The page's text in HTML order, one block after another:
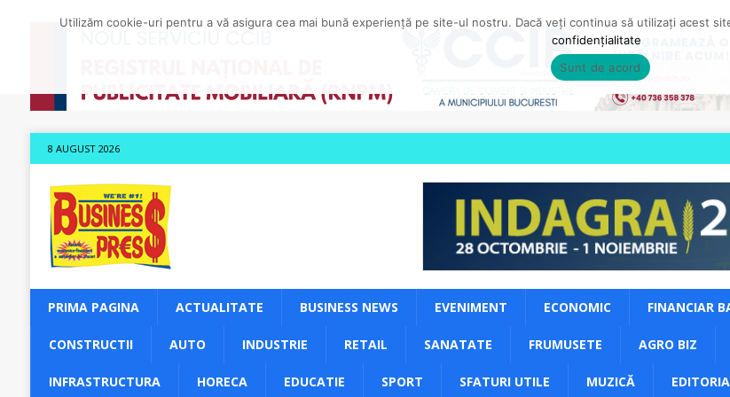
8 AUGUST 2026
PRIMA PAGINA ACTUALITATE BUSINESS NEWS EVENIMENT ECONOMIC FINANCIAR
CONSTRUCTII AUTO INDUSTRIE RETAIL SANATATE FRUMUSETE AGRO BIZ
INFRASTRUCTURA HORECA EDUCATIE SPORT SFATURI UTILE MUZICĂ
Utilizăm cookie-uri pentru a vă asigura cea mai bună experiență pe site-ul nostru. Dacă veți continua să utilizați acest
confidențialitate
Sunt de acord